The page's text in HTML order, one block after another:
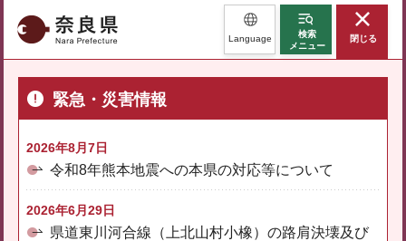
奈良県 Language
検索
メニュー
閉じる
緊急・災害情報
2026年8月7日
令和8年熊本地震への本県の対応等について
2026年6月29日
県道東川河合線（上北山村小橡）の路肩決壊及び